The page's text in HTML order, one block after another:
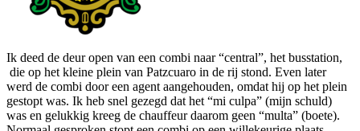
​Ik deed de deur open van een combi naar “central”, het busstation,
die op het kleine plein van Patzcuaro in de rij stond. Even later
werd de combi door een agent aangehouden, omdat hij op het plein
gestopt was. Ik heb snel gezegd dat het “mi culpa” (mijn schuld)
was en gelukkig kreeg de chauffeur daarom geen “multa” (boete).